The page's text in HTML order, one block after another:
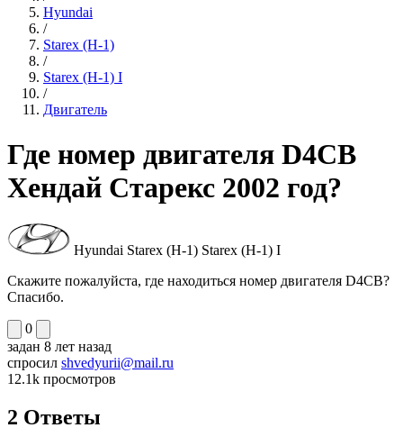
Hyundai
/
Starex (H-1)
/
Starex (H-1) I
/
Двигатель
Где номер двигателя D4CB
Хендай Старекс 2002 год?
Hyundai Starex (H-1) Starex (H-1) I
Скажите пожалуйста, где находиться номер двигателя D4CB?
Спасибо.
0
задан 8 лет назад
спросил shvedyurii@mail.ru
12.1k просмотров
2 Ответы